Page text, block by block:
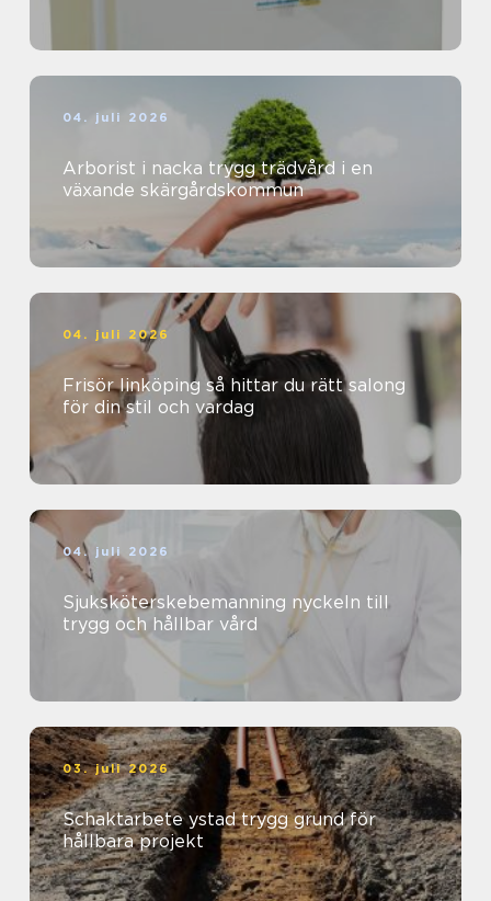
04. juli 2026
Arborist i nacka trygg trädvård i en
växande skärgårdskommun
04. juli 2026
Frisör linköping så hittar du rätt salong
för din stil och vardag
04. juli 2026
Sjuksköterskebemanning nyckeln till
trygg och hållbar vård
03. juli 2026
Schaktarbete ystad trygg grund för
hållbara projekt